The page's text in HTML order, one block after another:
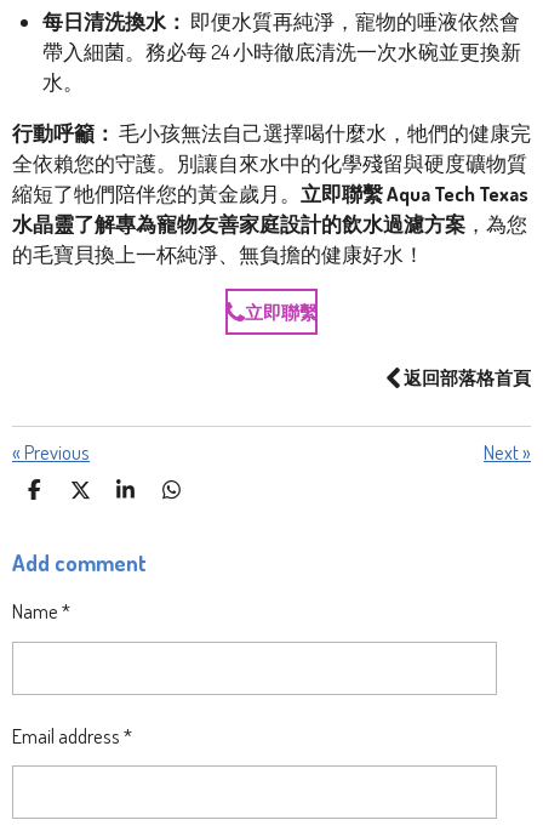
每日清洗換水： 即便水質再純淨，寵物的唾液依然會
帶入細菌。務必每 24 小時徹底清洗一次水碗並更換新
水。
行動呼籲： 毛小孩無法自己選擇喝什麼水，牠們的健康完
全依賴您的守護。別讓自來水中的化學殘留與硬度礦物質
縮短了牠們陪伴您的黃金歲月。 立即聯繫 Aqua Tech Texas
水晶靈了解專為寵物友善家庭設計的飲水過濾方案 ，為您
的毛寶貝換上一杯純淨、無負擔的健康好水！
立即聯繫
返回部落格首頁
«Previous Next»
S
R
S
R
S
R
S
Add comment
Name *
Email address *